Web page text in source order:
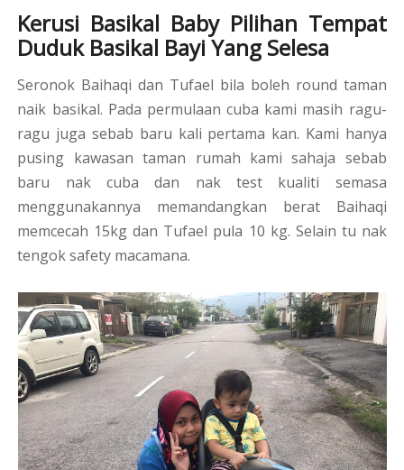
Kerusi Basikal Baby Pilihan Tempat
Duduk Basikal Bayi Yang Selesa
Seronok Baihaqi dan Tufael bila boleh round taman
naik basikal. Pada permulaan cuba kami masih ragu-
ragu juga sebab baru kali pertama kan. Kami hanya
pusing kawasan taman rumah kami sahaja sebab
baru nak cuba dan nak test kualiti semasa
menggunakannya memandangkan berat Baihaqi
memcecah 15kg dan Tufael pula 10 kg. Selain tu nak
tengok safety macamana.